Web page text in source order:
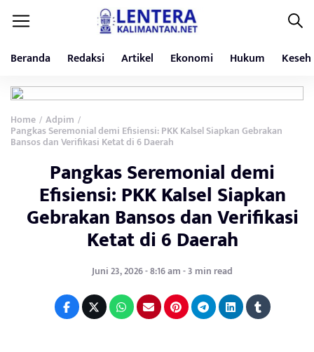
Beranda Redaksi Artikel Ekonomi Hukum
Home / Adpim /
Pangkas Seremonial demi Efisiensi: PKK Kalsel Siapkan Gebrakan
Bansos dan Verifikasi Ketat di 6 Daerah
Pangkas Seremonial demi
Efisiensi: PKK Kalsel Siapkan
Gebrakan Bansos dan Verifikasi
Ketat di 6 Daerah
Juni 23, 2026 - 8:16 am - 3 min read